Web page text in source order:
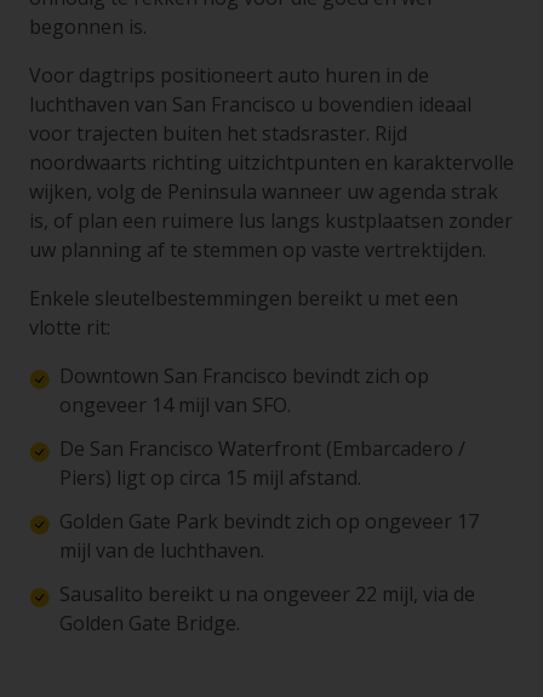
begonnen is.
Voor dagtrips positioneert auto huren in de
luchthaven van San Francisco u bovendien ideaal
voor trajecten buiten het stadsraster. Rijd
noordwaarts richting uitzichtpunten en karaktervolle
wijken, volg de Peninsula wanneer uw agenda strak
is, of plan een ruimere lus langs kustplaatsen zonder
uw planning af te stemmen op vaste vertrektijden.
Enkele sleutelbestemmingen bereikt u met een
vlotte rit:
Downtown San Francisco bevindt zich op
ongeveer 14 mijl van SFO.
De San Francisco Waterfront (Embarcadero /
Piers) ligt op circa 15 mijl afstand.
Golden Gate Park bevindt zich op ongeveer 17
mijl van de luchthaven.
Sausalito bereikt u na ongeveer 22 mijl, via de
Golden Gate Bridge.